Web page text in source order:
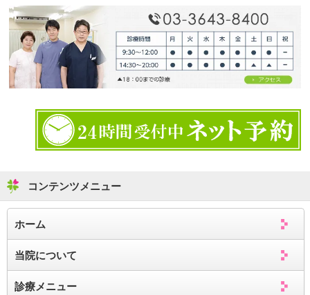
コンテンツメニュー
ホーム
当院について
診療メニュー